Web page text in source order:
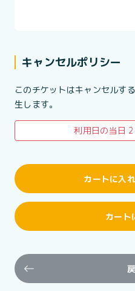
キャンセルポリシー
このチケットはキャンセルす
生します。
利用日の当日
カートに入
カート